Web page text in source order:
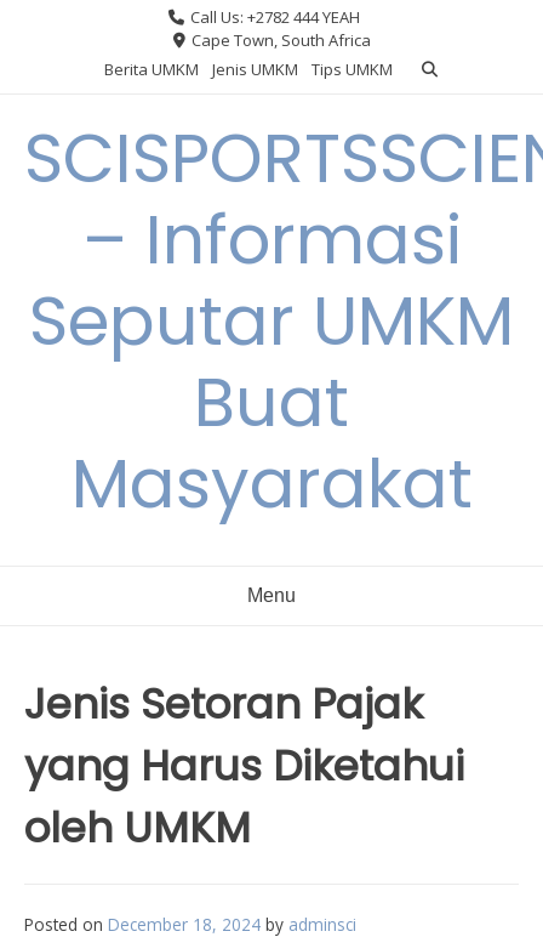
Call Us: +2782 444 YEAH
Cape Town, South Africa
Berita UMKM
Jenis UMKM Tips UMKM
– Informasi
Seputar UMKM
Buat
Masyarakat
Menu
Jenis Setoran Pajak
yang Harus Diketahui
oleh UMKM
Posted on December 18, 2024 by adminsci